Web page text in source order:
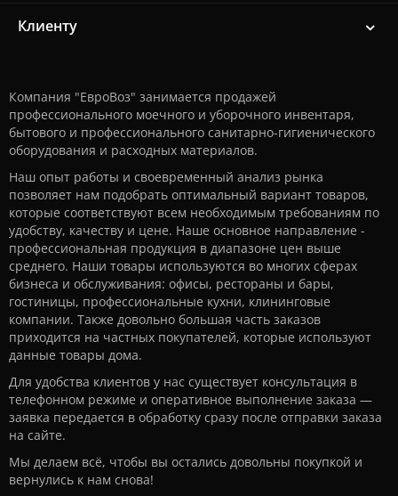
Клиенту
Компания "ЕвроВоз" занимается продажей
профессионального моечного и уборочного инвентаря,
бытового и профессионального санитарно-гигиенического
оборудования и расходных материалов.
Наш опыт работы и своевременный анализ рынка
позволяет нам подобрать оптимальный вариант товаров,
которые соответствуют всем необходимым требованиям по
удобству, качеству и цене. Наше основное направление -
профессиональная продукция в диапазоне цен выше
среднего. Наши товары используются во многих сферах
бизнеса и обслуживания: офисы, рестораны и бары,
гостиницы, профессиональные кухни, клининговые
компании. Также довольно большая часть заказов
приходится на частных покупателей, которые используют
данные товары дома.
Для удобства клиентов у нас существует консультация в
телефонном режиме и оперативное выполнение заказа —
заявка передается в обработку сразу после отправки заказа
на сайте.
Мы делаем всё, чтобы вы остались довольны покупкой и
вернулись к нам снова!